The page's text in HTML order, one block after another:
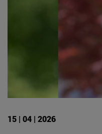
15 | 04 | 2026